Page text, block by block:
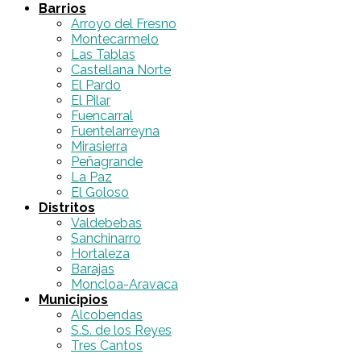
Barrios
Arroyo del Fresno
Montecarmelo
Las Tablas
Castellana Norte
El Pardo
El Pilar
Fuencarral
Fuentelarreyna
Mirasierra
Peñagrande
La Paz
El Goloso
Distritos
Valdebebas
Sanchinarro
Hortaleza
Barajas
Moncloa-Aravaca
Municipios
Alcobendas
S.S. de los Reyes
Tres Cantos